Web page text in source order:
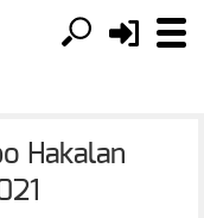
Hakalan